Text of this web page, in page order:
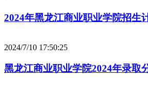
2024年黑龙江商业职业学院招生
2024/7/10 17:50:25
黑龙江商业职业学院2024年录取